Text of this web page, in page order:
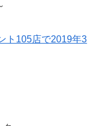
ト105店で2019年3